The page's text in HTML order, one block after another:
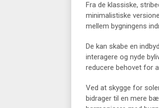
Fra de klassiske,
minimalistiske
mellem bygningens
De kan skabe en
interagere og nyde
reducere behovet for
Ved at skygge for
bidrager til en mere